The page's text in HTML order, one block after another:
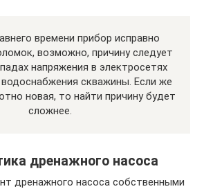
времени прибор исправно
возможно, причину следует
напряжения в электросетях
скважины. Если же
новая, то найти причину будет
сложнее.
дренажного насоса
дренажного насоса собственными